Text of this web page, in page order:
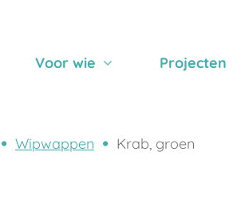
Voor wie Projecten
Wipwappen Krab, groen